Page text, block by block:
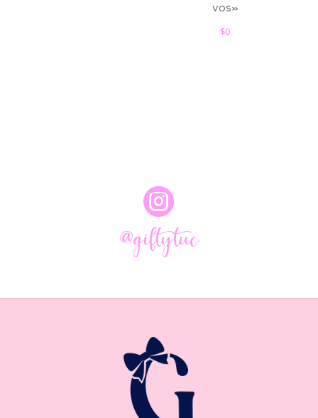
vos»
$0

@giftytuc